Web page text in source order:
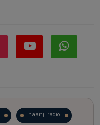
haanji radio